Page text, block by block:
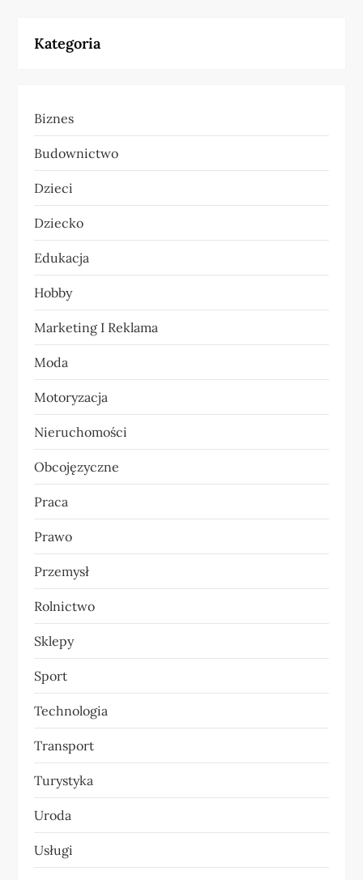
g
c
j
a
w
p
i
s
u
Kategoria
Biznes
Budownictwo
Dzieci
Dziecko
Edukacja
Hobby
Marketing I Reklama
Moda
Motoryzacja
Nieruchomości
Obcojęzyczne
Praca
Prawo
Przemysł
Rolnictwo
Sklepy
Sport
Technologia
Transport
Turystyka
Uroda
Usługi